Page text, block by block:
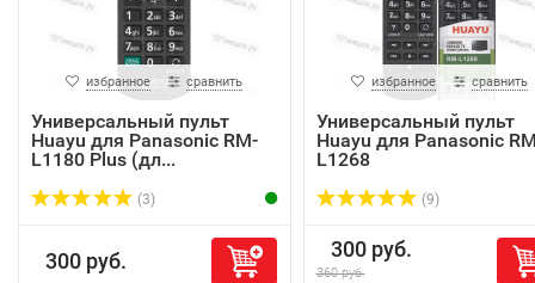
избранное сравнить
Универсальный пульт
Huayu для Panasonic RM-
L1180 Plus (дл...
(3)
300 руб.
избранное сравнить
Универсальный пульт
Huayu для Panasonic
L1268
(9)
300 руб.
360 руб.